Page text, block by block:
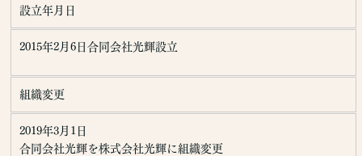
当社は、個人情報の正確性及び安全性確保のために、セキュリテ
お客さまがご本人の個人情報の照会・修正・削除などをご希望さ
れる場合には、ご本人であることを確認の上、対応させていただ
きます。
法令、規範の遵守と見直し
設立年月日
2015年2月6日合同会社光輝設立
組織変更
2019年3月1日
合同会社光輝を株式会社光輝に組織変更